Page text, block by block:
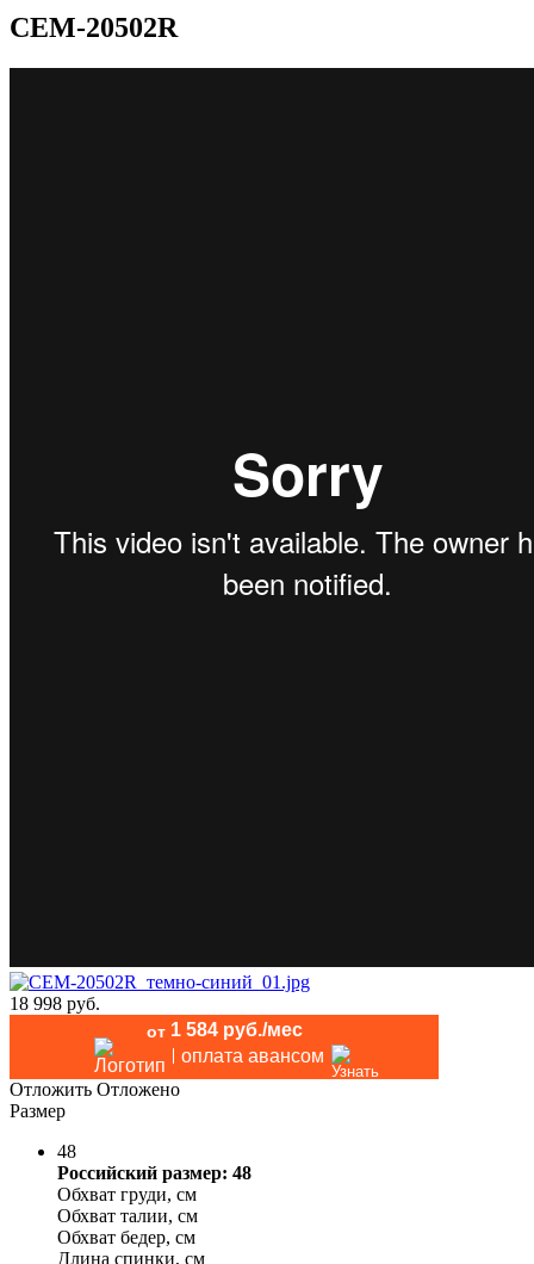
CEM-20502R
18 998 руб.
от 1 584 руб./мес
оплата авансом
Отложить Отложено
Размер
48
Российский размер: 48
Обхват груди, см
Обхват талии, см
Обхват бедер, см
Длина спинки, см